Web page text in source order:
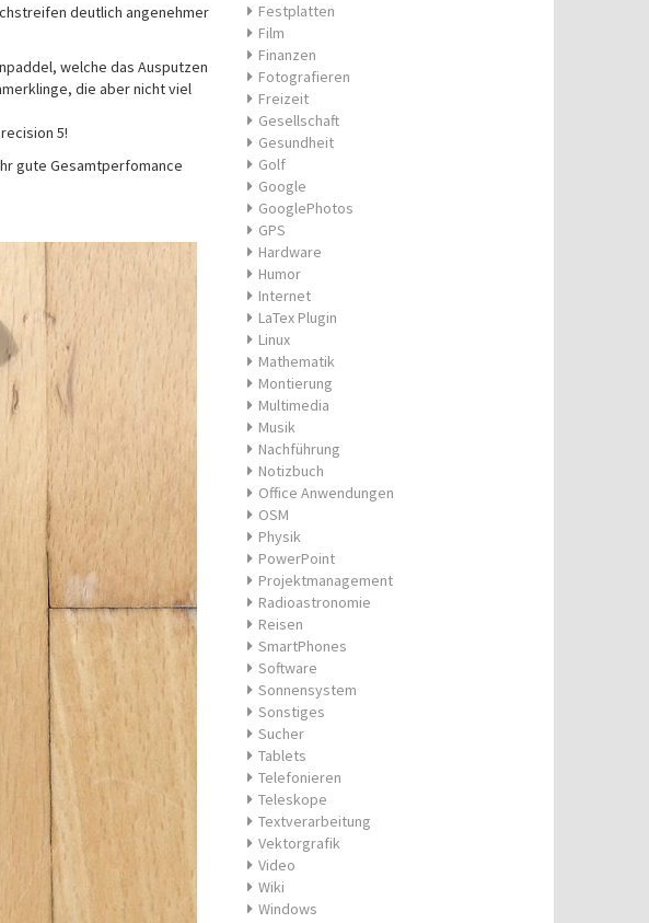
deutlich angenehmer
welche das Ausputzen
die aber nicht viel
5!
gute Gesamtperfomance
Festplatten
Film
Finanzen
Fotografieren
Freizeit
Gesellschaft
Gesundheit
Golf
Google
GooglePhotos
GPS
Hardware
Humor
Internet
LaTex Plugin
Linux
Mathematik
Montierung
Multimedia
Musik
Nachführung
Notizbuch
Office Anwendungen
OSM
Physik
PowerPoint
Projektmanagement
Radioastronomie
Reisen
SmartPhones
Software
Sonnensystem
Sonstiges
Sucher
Tablets
Telefonieren
Teleskope
Textverarbeitung
Vektorgrafik
Video
Wiki
Windows